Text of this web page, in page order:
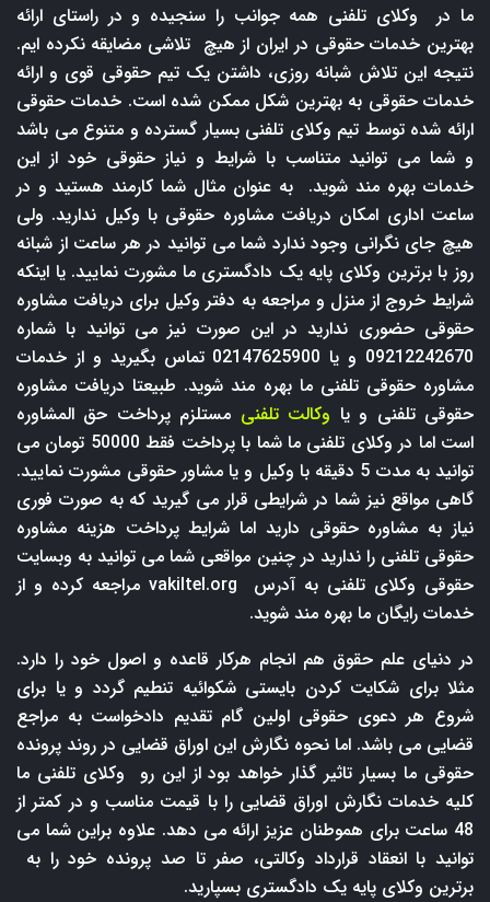
ما در وکلای تلفنی همه جوانب را سنجیده و در راستای ارائه
بهترین خدمات حقوقی در ایران از هیچ تلاشی مضایقه نکرده ایم.
نتیجه این تلاش شبانه روزی، داشتن یک تیم حقوقی قوی و ارائه
خدمات حقوقی به بهترین شکل ممکن شده است. خدمات حقوقی
ارائه شده توسط تیم وکلای تلفنی بسیار گسترده و متنوع می باشد
و شما می توانید متناسب با شرایط و نیاز حقوقی خود از این
خدمات بهره مند شوید. به عنوان مثال شما کارمند هستید و در
ساعت اداری امکان دریافت مشاوره حقوقی با وکیل ندارید. ولی
هیچ جای نگرانی وجود ندارد شما می توانید در هر ساعت از شبانه
روز با برترین وکلای پایه یک دادگستری ما مشورت نمایید. یا اینکه
شرایط خروج از منزل و مراجعه به دفتر وکیل برای دریافت مشاوره
حقوقی حضوری ندارید در این صورت نیز می توانید با شماره
09212242670 و یا 02147625900 تماس بگیرید و از خدمات
مشاوره حقوقی تلفنی ما بهره مند شوید. طبیعتا دریافت مشاوره
حقوقی تلفنی و یا وکالت تلفنی مستلزم پرداخت حق المشاوره
است اما در وکلای تلفنی ما شما با پرداخت فقط 50000 تومان می
توانید به مدت 5 دقیقه با وکیل و یا مشاور حقوقی مشورت نمایید.
گاهی مواقع نیز شما در شرایطی قرار می گیرید که به صورت فوری
نیاز به مشاوره حقوقی دارید اما شرایط پرداخت هزینه مشاوره
حقوقی تلفنی را ندارید در چنین مواقعی شما می توانید به وبسایت
حقوقی وکلای تلفنی به آدرس
vakiltel.org مراجعه کرده و از
خدمات رایگان ما بهره مند شوید.
در دنیای علم حقوق هم انجام هرکار قاعده و اصول خود را دارد.
مثلا برای شکایت کردن بایستی شکوائیه تنطیم گردد و یا برای
شروع هر دعوی حقوقی اولین گام تقدیم دادخواست به مراجع
قضایی می باشد. اما نحوه نگارش این اوراق قضایی در روند پرونده
حقوقی ما بسیار تاثیر گذار خواهد بود از این رو وکلای تلفنی ما
کلیه خدمات نگارش اوراق قضایی را با قیمت مناسب و در کمتر از
48 ساعت برای هموطنان عزیز ارائه می دهد. علاوه براین شما می
توانید با انعقاد قرارداد وکالتی، صفر تا صد پرونده خود را به
برترین وکلای پایه یک دادگستری بسپارید.